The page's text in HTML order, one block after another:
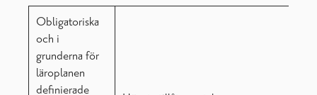
Obligatoriska
och i
grunderna för
läroplanen
definierade